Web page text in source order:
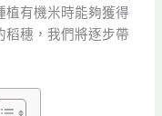
植有機米時能夠獲得
稻穗，我們將逐步帶